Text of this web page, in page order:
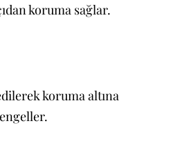
koruma sağlar.
koruma altına